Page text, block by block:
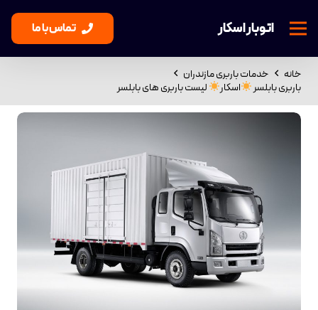
اتوبار اسکار تماس با ما
خانه
خدمات باربری مازندران
باربری بابلسر
اسکار لیست باربری های بابلسر